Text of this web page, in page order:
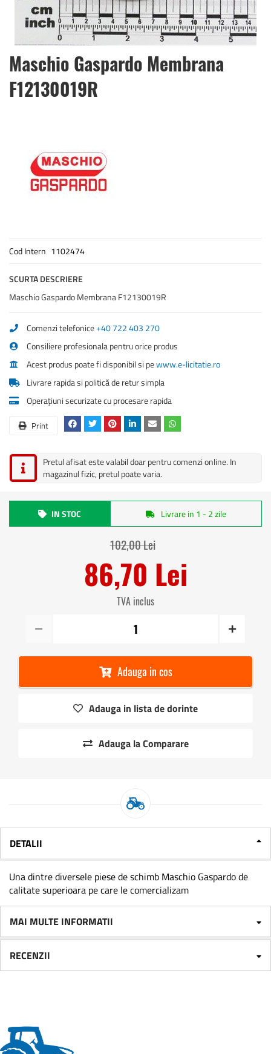
Skip
to
the
beginning
Maschio Gaspardo Membrana
F12130019R
Cod Intern 1102474
SCURTA DESCRIERE
Maschio Gaspardo Membrana F12130019R
Comenzi telefonice+40 722 403 270
Consiliere profesionala pentru orice produs
Acest produs poate fi disponibil si pewww.e-licitatie.ro
Livrare rapida si politică de retur simpla
Operațiuni securizate cu procesare rapida
Print
Pretul afisat este valabil doar pentru comenzi online. In
magazinul fizic, pretul poate varia.
IN STOC Livrare in 1 - 2 zile
102,00 Lei
86,70 Lei
TVA inclus
Adauga in cos
Adauga in lista de dorinte
Adauga la Comparare
DETALII
Una dintre diversele piese de schimb Maschio Gaspardo de
calitate superioara pe care le comercializam
MAI MULTE INFORMATII
RECENZII